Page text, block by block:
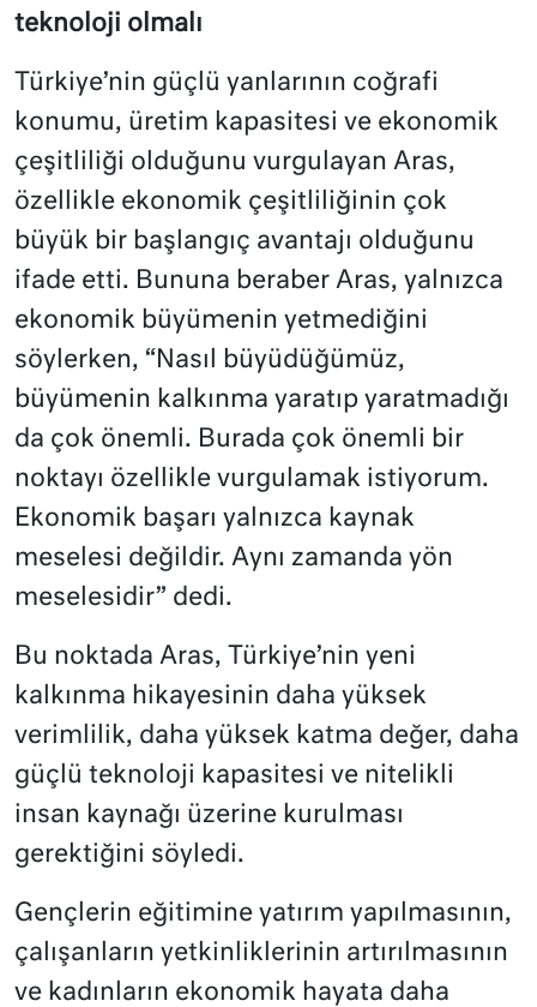
teknoloji olmalı
Türkiye’nin güçlü yanlarının coğrafi
konumu, üretim kapasitesi ve ekonomik
çeşitliliği olduğunu vurgulayan Aras,
özellikle ekonomik çeşitliliğinin çok
büyük bir başlangıç avantajı olduğunu
ifade etti. Bununa beraber Aras, yalnızca
ekonomik büyümenin yetmediğini
söylerken, “Nasıl büyüdüğümüz,
büyümenin kalkınma yaratıp yaratmadığı
da çok önemli. Burada çok önemli bir
noktayı özellikle vurgulamak istiyorum.
Ekonomik başarı yalnızca kaynak
meselesi değildir. Aynı zamanda yön
meselesidir” dedi.
Bu noktada Aras, Türkiye’nin yeni
kalkınma hikayesinin daha yüksek
verimlilik, daha yüksek katma değer, daha
güçlü teknoloji kapasitesi ve nitelikli
insan kaynağı üzerine kurulması
gerektiğini söyledi.
Gençlerin eğitimine yatırım yapılmasının,
çalışanların yetkinliklerinin artırılmasının
ve kadınların ekonomik hayata daha